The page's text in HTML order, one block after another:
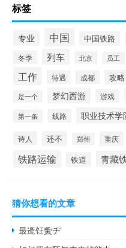
标签
专业 中国 中国铁路
冬季 列车 北京 员工
工作 待遇 成都 攻略
是一个 梦幻西游 游戏
第一条 线路 职业技术学
诗人 还不 郑州 重庆
铁路运输 铁道 青藏
猜你想看的文章
最逄饪夤ヂ